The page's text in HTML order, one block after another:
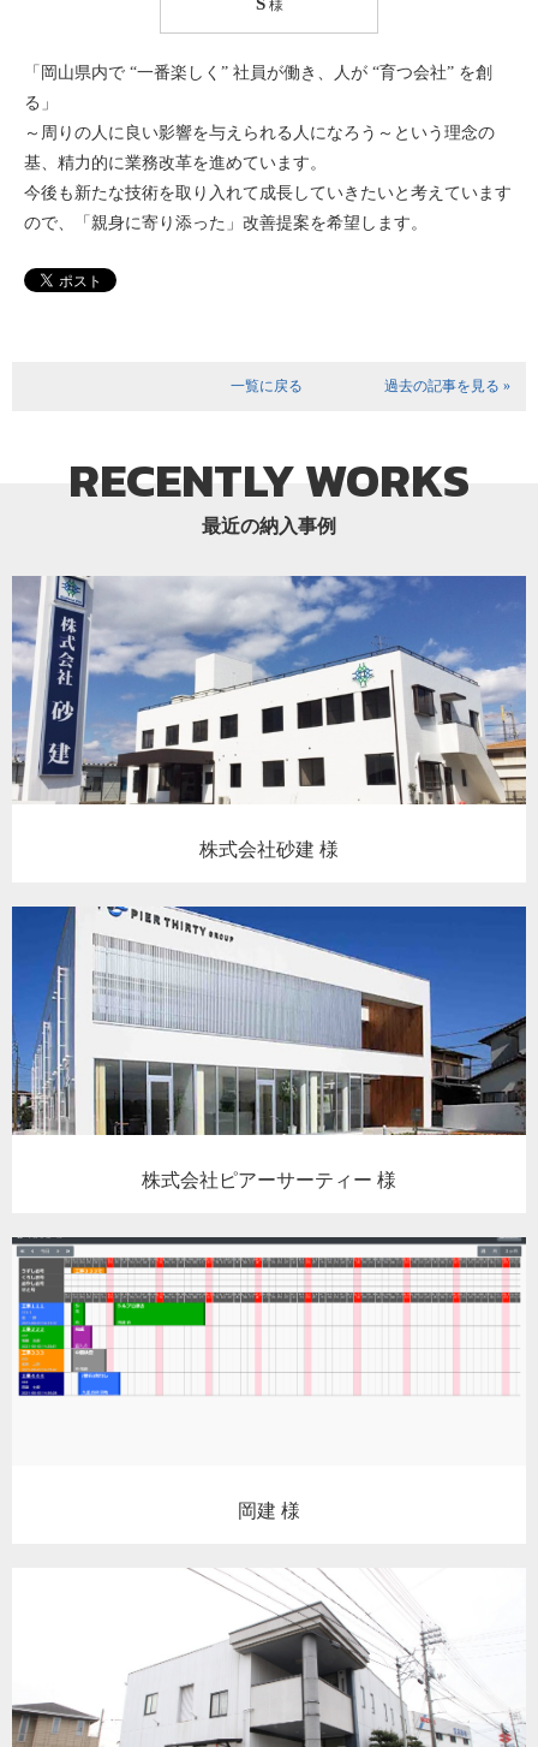
S様
「岡山県内で “一番楽しく” 社員が働き、人が “育つ会社” を創
る」
～周りの人に良い影響を与えられる人になろう～という理念の
基、精力的に業務改革を進めています。
今後も新たな技術を取り入れて成長していきたいと考えています
ので、「親身に寄り添った」改善提案を希望します。
一覧に戻る 過去の記事を見る »
RECENTLY WORKS
最近の納入事例
株式会社砂建 様
株式会社ピアーサーティー 様
岡建 様